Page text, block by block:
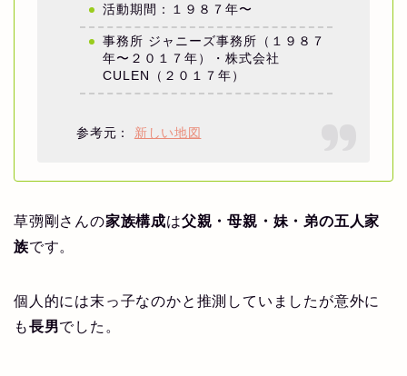
活動期間：１９８７年〜
事務所 ジャニーズ事務所（１９８７
年〜２０１７年）・株式会社
CULEN（２０１７年）
参考元： 新しい地図
草彅剛さんの家族構成は父親・母親・妹・弟の五人家
族です。
個人的には末っ子なのかと推測していましたが意外に
も長男でした。